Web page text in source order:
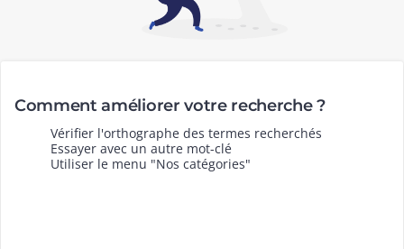
Comment améliorer votre recherche ?
Vérifier l'orthographe des termes recherchés
Essayer avec un autre mot-clé
Utiliser le menu "Nos catégories"